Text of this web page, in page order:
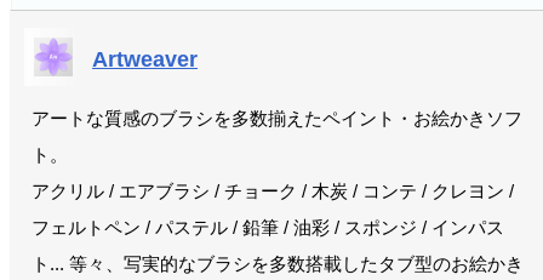
Artweaver
アートな質感のブラシを多数揃えたペイント・お絵かきソフ
ト。
アクリル / エアブラシ / チョーク / 木炭 / コンテ / クレヨン /
フェルトペン / パステル / 鉛筆 / 油彩 / スポンジ / インパス
ト... 等々、写実的なブラシを多数搭載したタブ型のお絵かき